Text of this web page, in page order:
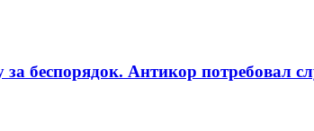
беспорядок. Антикор потребовал